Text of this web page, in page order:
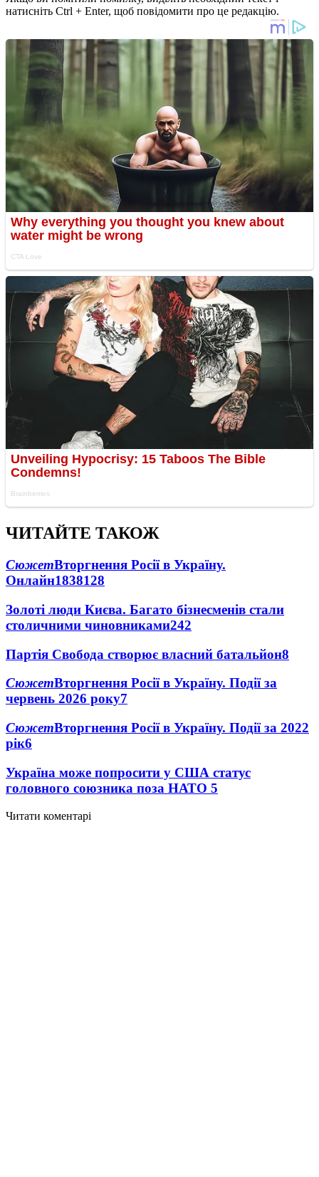
натисніть Ctrl + Enter, щоб повідомити про це редакцію.
ЧИТАЙТЕ ТАКОЖ
СюжетВторгнення Росії в Україну.
Онлайн1838128
Золоті люди Києва. Багато бізнесменів стали
столичними чиновниками242
Партія Свобода створює власний батальйон8
СюжетВторгнення Росії в Україну. Події за
червень 2026 року7
СюжетВторгнення Росії в Україну. Події за 2022
рік6
Україна може попросити у США статус
головного союзника поза НАТО 5
Читати коментарі